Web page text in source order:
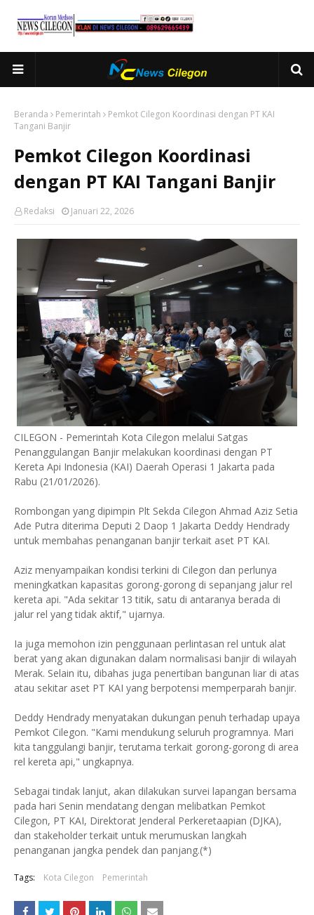
Beranda Pemerintah
Pemkot Cilegon Koordinasi dengan PT KAI
Tangani Banjir
Pemkot Cilegon Koordinasi
dengan PT KAI Tangani Banjir
Redaksi Januari 22, 2026
CILEGON - Pemerintah Kota Cilegon melalui Satgas
Penanggulangan Banjir melakukan koordinasi dengan PT
Kereta Api Indonesia (KAI) Daerah Operasi 1 Jakarta pada
Rabu (21/01/2026).
Rombongan yang dipimpin Plt Sekda Cilegon Ahmad Aziz Setia
Ade Putra diterima Deputi 2 Daop 1 Jakarta Deddy Hendrady
untuk membahas penanganan banjir terkait aset PT KAI.
Aziz menyampaikan kondisi terkini di Cilegon dan perlunya
meningkatkan kapasitas gorong-gorong di sepanjang jalur rel
kereta api. "Ada sekitar 13 titik, satu di antaranya berada di
jalur rel yang tidak aktif," ujarnya.
Ia juga memohon izin penggunaan perlintasan rel untuk alat
berat yang akan digunakan dalam normalisasi banjir di wilayah
Merak. Selain itu, dibahas juga penertiban bangunan liar di atas
atau sekitar aset PT KAI yang berpotensi memperparah banjir.
Deddy Hendrady menyatakan dukungan penuh terhadap upaya
Pemkot Cilegon. "Kami mendukung seluruh programnya. Mari
kita tanggulangi banjir, terutama terkait gorong-gorong di area
rel kereta api," ungkapnya.
Sebagai tindak lanjut, akan dilakukan survei lapangan bersama
pada hari Senin mendatang dengan melibatkan Pemkot
Cilegon, PT KAI, Direktorat Jenderal Perkeretaapian (DJKA),
dan stakeholder terkait untuk merumuskan langkah
penanganan jangka pendek dan panjang.(*)
Tags: Kota Cilegon Pemerintah